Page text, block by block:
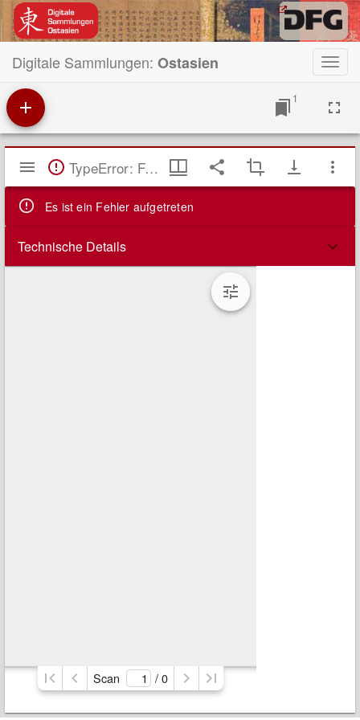
Digitale Sammlungen: Ostasien
1
Mirador
Viewer TypeError: Failed to fetch
Es ist ein Fehler aufgetreten
Technische Details
Scan / 0